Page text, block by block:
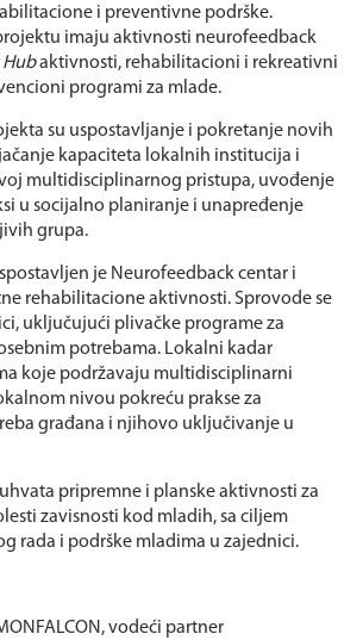
i preventivne podrške.
imaju aktivnosti neurofeedback
aktivnosti, rehabilitacioni i rekreativni
programi za mlade.
su uspostavljanje i pokretanje novih
kapaciteta lokalnih institucija i
multidisciplinarnog pristupa, uvođenje
u socijalno planiranje i unapređenje
grupa.
je Neurofeedback centar i
rehabilitacione aktivnosti. Sprovode se
uključujući plivačke programe za
potrebama. Lokalni kadar
koje podržavaju multidisciplinarni
nivou pokreću prakse za
građana i njihovo uključivanje u
pripremne i planske aktivnosti za
zavisnosti kod mladih, sa ciljem
rada i podrške mladima u zajednici.
vodeći partner